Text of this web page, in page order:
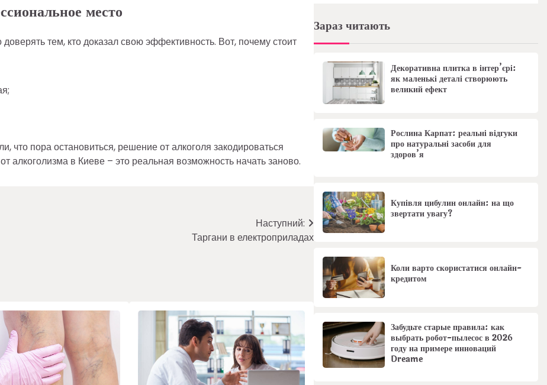
место
тем, кто доказал свою эффективность. Вот, почему стоит
что пора остановиться, решение от алкоголя закодироваться
алкоголизма в Киеве – это реальная возможность начать заново.
Наступний:
Таргани в електроприладах
Зараз читають
Декоративна плитка в інтер’єрі:
як маленькі деталі створюють
великий ефект
Рослина Карпат: реальні відгуки
про натуральні засоби для
здоров’я
Купівля цибулин онлайн: на що
звертати увагу?
Коли варто скористатися онлайн-
кредитом
Забудьте старые правила: как
выбрать робот-пылесос в 2026
году на примере инноваций
Dreame